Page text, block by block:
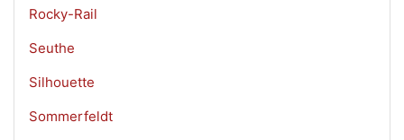
Rocky-Rail
Seuthe
Silhouette
Sommerfeldt